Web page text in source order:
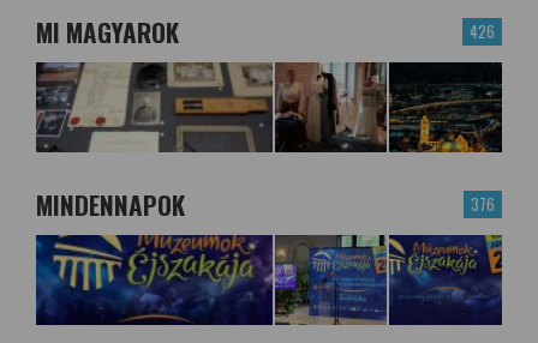
426
MI MAGYAROK
376
MINDENNAPOK